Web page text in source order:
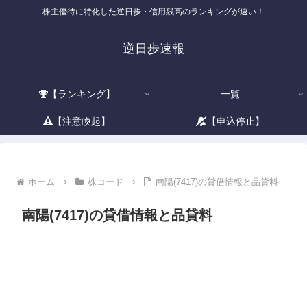
株主優待に特化した逆日歩・信用残高のランキングが速い！
逆日歩速報
【ランキング】 一覧
【注意喚起】 【申込停止】
ホーム 株コード 南陽(7417)の貸借情報と品貸料
南陽(7417)の貸借情報と品貸料